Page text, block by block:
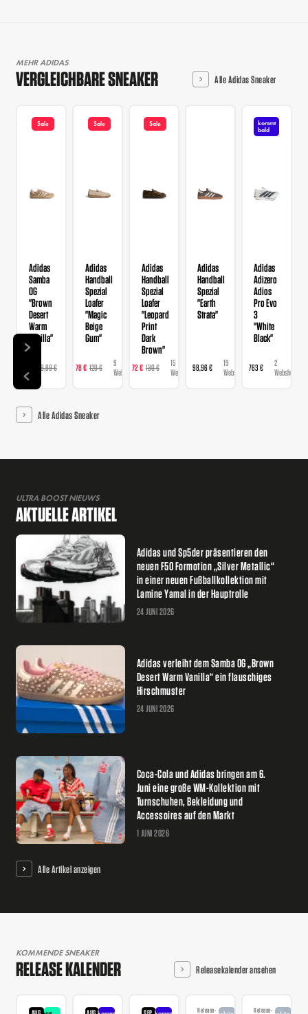
MEHR ADIDAS
VERGLEICHBARE SNEAKER Alle Adidas Sneaker
Sale
Adidas
Samba
OG
"Brown
Desert
Warm
Vanilla"
129,99 €
Webshops
Sale
Adidas
Handball
Spezial
Loafer
"Magic
Beige
Gum"
78 € 120 €
9
Webshops
Sale
Adidas
Handball
Spezial
Loafer
"Leopard
Print
Dark
Brown"
72 € 130 €
15
Webshops
Adidas
Handball
Spezial
"Earth
Strata"
98,96 €
19
Webshops
kommt
bald
Adidas
Adizero
Adios
Pro Evo
3
"White
Black"
763 €
2
Webshops
Alle Adidas Sneaker
ULTRA BOOST NIEUWS
AKTUELLE ARTIKEL
Adidas und Sp5der präsentieren den
neuen F50 Formotion „Silver Metallic“
in einer neuen Fußballkollektion mit
Lamine Yamal in der Hauptrolle
24 JUNI 2026
Adidas verleiht dem Samba OG „Brown
Desert Warm Vanilla“ ein flauschiges
Hirschmuster
24 JUNI 2026
Coca-Cola und Adidas bringen am 6.
Juni eine große WM-Kollektion mit
Turnschuhen, Bekleidung und
Accessoires auf den Markt
1 JUNI 2026
Alle Artikel anzeigen
KOMMENDE SNEAKER
RELEASE KALENDER Releasekalender ansehen
Release-
Release-